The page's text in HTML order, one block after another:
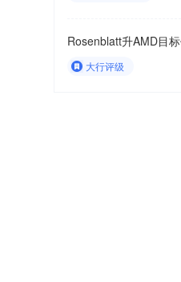
Rosenblatt升AMD目
大行评级